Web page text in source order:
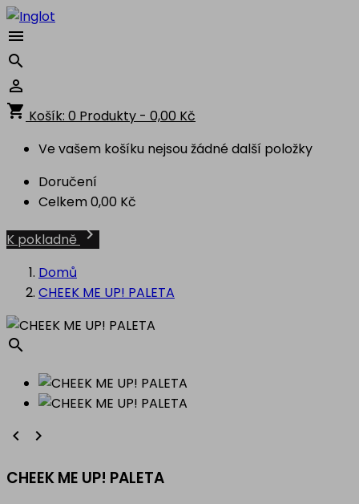



shopping_cart Košík: 0 Produkty - 0,00 Kč
Ve vašem košíku nejsou žádné další položky
Doručení
Celkem0,00 Kč
K pokladně
Domů
CHEEK ME UP! PALETA
search
 
CHEEK ME UP! PALETA